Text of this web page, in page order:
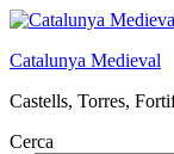
Catalunya Medieval
Castells, Torres,
Cerca